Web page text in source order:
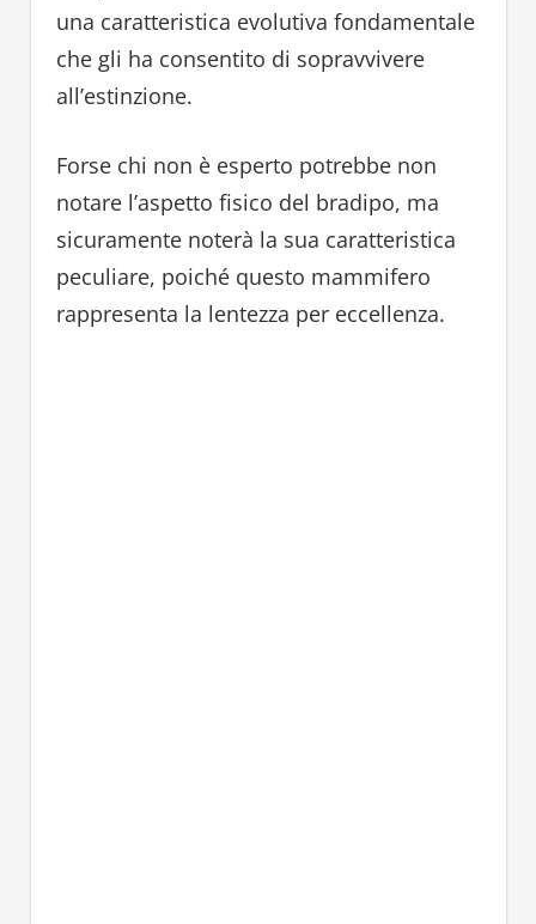
una caratteristica evolutiva fondamentale
che gli ha consentito di sopravvivere
all’estinzione.
Forse chi non è esperto potrebbe non
notare l’aspetto fisico del bradipo, ma
sicuramente noterà la sua caratteristica
peculiare, poiché questo mammifero
rappresenta la lentezza per eccellenza.